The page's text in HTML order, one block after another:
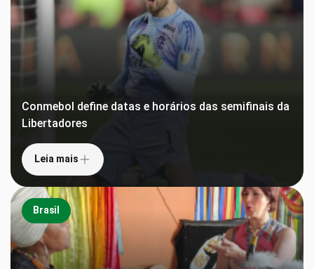
Conmebol define datas e horários das semifinais da
Libertadores
Leia mais
Brasil